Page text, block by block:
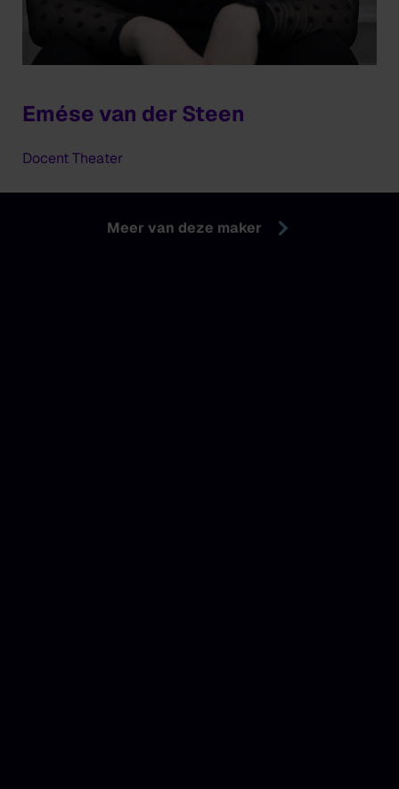
Emése van der Steen
Docent Theater
Meer van deze maker